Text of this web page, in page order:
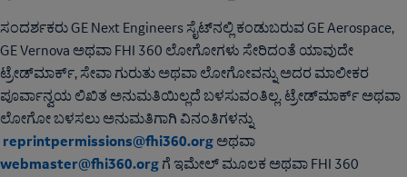
ಸಂದರ್ಶಕರು GE Next Engineers ಸೈಟ್‌ನಲ್ಲಿ ಕಂಡುಬರುವ GE Aerospace,
GE Vernova ಅಥವಾ FHI 360 ಲೋಗೋಗಳು ಸೇರಿದಂತೆ ಯಾವುದೇ
ಟ್ರೇಡ್‌ಮಾರ್ಕ್, ಸೇವಾ ಗುರುತು ಅಥವಾ ಲೋಗೋವನ್ನು ಅದರ ಮಾಲೀಕರ
ಪೂರ್ವಾನ್ವಯ ಲಿಖಿತ ಅನುಮತಿಯಿಲ್ಲದೆ ಬಳಸುವಂತಿಲ್ಲ. ಟ್ರೇಡ್‌ಮಾರ್ಕ್ ಅಥವಾ
ಲೋಗೋ ಬಳಸಲು ಅನುಮತಿಗಾಗಿ ವಿನಂತಿಗಳನ್ನು
reprintpermissions@fhi360.org ಅಥವಾ
webmaster@fhi360.org ಗೆ ಇಮೇಲ್ ಮೂಲಕ ಅಥವಾ FHI 360